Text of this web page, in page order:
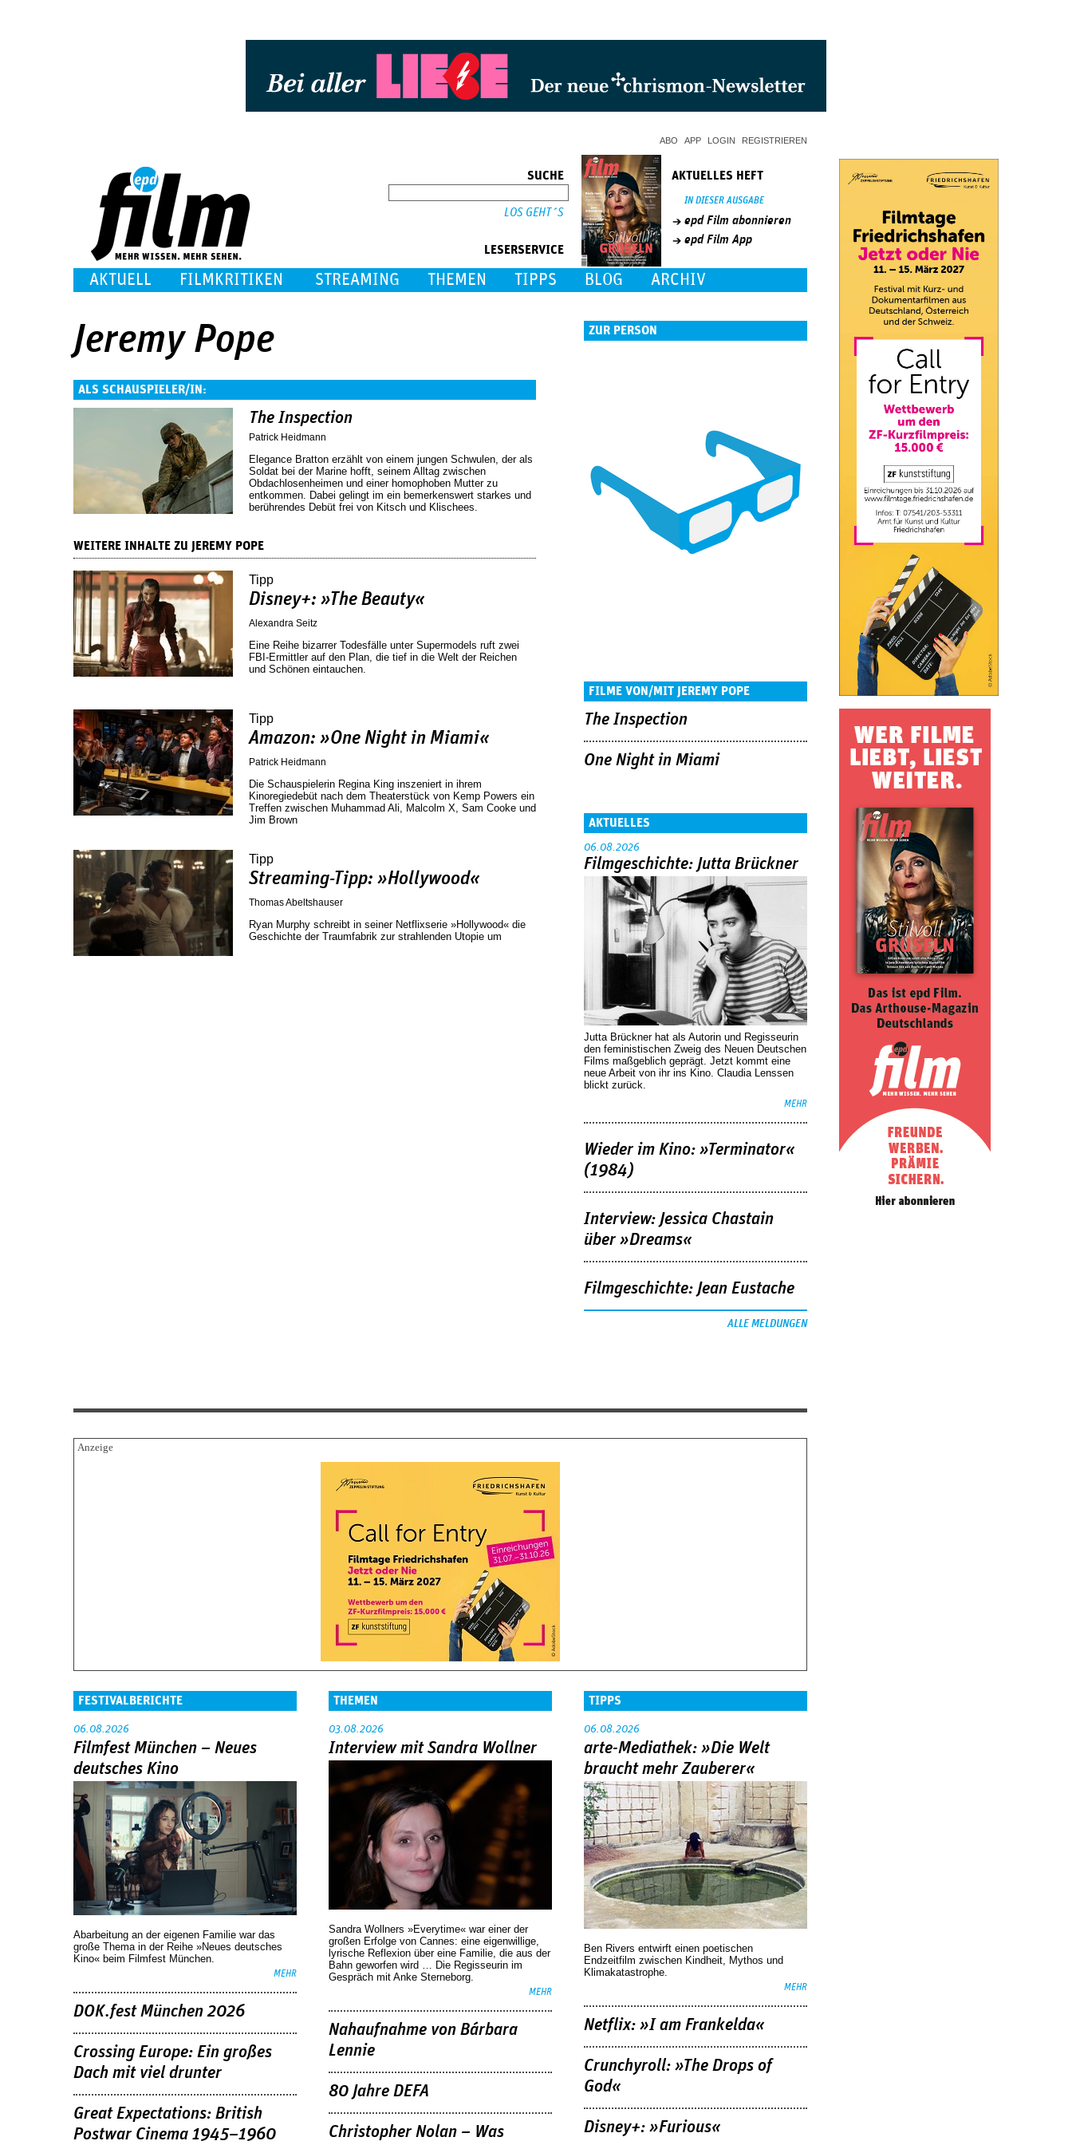
ABO APP LOGIN REGISTRIEREN
SUCHE
LESERSERVICE
AKTUELLES HEFT
IN DIESER AUSGABE
epd Film abonnieren
epd Film App
AKTUELL FILMKRITIKEN STREAMING THEMEN TIPPS BLOG ARCHIV
Jeremy Pope
ALS SCHAUSPIELER/IN:
The Inspection
Patrick Heidmann
Elegance Bratton erzählt von einem jungen Schwulen, der als
Soldat bei der Marine hofft, seinem Alltag zwischen
Obdachlosenheimen und einer homophoben Mutter zu
entkommen. Dabei gelingt im ein bemerkenswert starkes und
berührendes Debüt frei von Kitsch und Klischees.
WEITERE INHALTE ZU JEREMY POPE
Tipp
Disney+: »The Beauty«
Alexandra Seitz
Eine Reihe bizarrer Todesfälle unter Supermodels ruft zwei
FBI-Ermittler auf den Plan, die tief in die Welt der Reichen
und Schönen eintauchen.
Tipp
Amazon: »One Night in Miami«
Patrick Heidmann
Die Schauspielerin Regina King inszeniert in ihrem
Kinoregiedebüt nach dem Theaterstück von Kemp Powers ein
Treffen zwischen Muhammad Ali, Malcolm X, Sam Cooke und
Jim Brown
Tipp
Streaming-Tipp: »Hollywood«
Thomas Abeltshauser
Ryan Murphy schreibt in seiner Netflixserie »Hollywood« die
Geschichte der Traumfabrik zur strahlenden Utopie um
ZUR PERSON
FILME VON/MIT JEREMY POPE
The Inspection
One Night in Miami
AKTUELLES
06.08.2026
Filmgeschichte: Jutta Brückner
Jutta Brückner hat als Autorin und Regisseurin
den feministischen Zweig des Neuen Deutschen
Films maßgeblich geprägt. Jetzt kommt eine
neue Arbeit von ihr ins Kino. Claudia Lenssen
blickt zurück.
MEHR
Wieder im Kino: »Terminator«
(1984)
Interview: Jessica Chastain
über »Dreams«
Filmgeschichte: Jean Eustache
ALLE MELDUNGEN
FESTIVALBERICHTE
06.08.2026
Filmfest München – Neues
deutsches Kino
Abarbeitung an der eigenen Familie war das
große Thema in der Reihe »Neues deutsches
Kino« beim Filmfest München.
MEHR
DOK.fest München 2026
Crossing Europe: Ein großes
Dach mit viel drunter
Great Expectations: British
Postwar Cinema 1945–1960
THEMEN
03.08.2026
Interview mit Sandra Wollner
Sandra Wollners »Everytime« war einer der
großen Erfolge von Cannes: eine eigenwillige,
lyrische Reflexion über eine ­Familie, die aus der
Bahn geworfen wird … Die Regisseurin im
Gespräch mit Anke Sterneborg.
MEHR
Nahaufnahme von Bárbara
Lennie
80 Jahre DEFA
Christopher Nolan – Was
TIPPS
06.08.2026
arte-Mediathek: »Die Welt
braucht mehr Zauberer«
Ben Rivers entwirft einen poetischen
Endzeitfilm zwischen Kindheit, Mythos und
Klimakatastrophe.
MEHR
Netflix: »I am Frankelda«
Crunchyroll: »The Drops of
God«
Disney+: »Furious«